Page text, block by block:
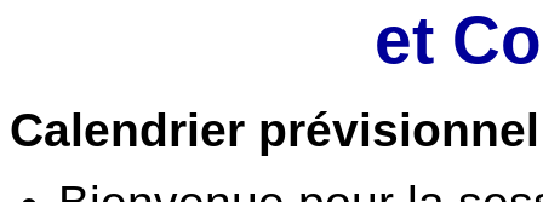
et
Calendrier prévisionnel